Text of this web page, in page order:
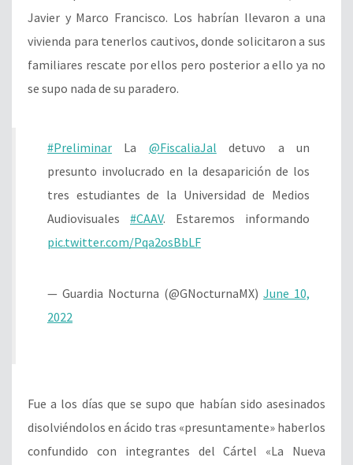
Javier y Marco Francisco. Los habrían llevaron a una
vivienda para tenerlos cautivos, donde solicitaron a sus
familiares rescate por ellos pero posterior a ello ya no
se supo nada de su paradero.
#Preliminar La @FiscaliaJal detuvo a un
presunto involucrado en la desaparición de los
tres estudiantes de la Universidad de Medios
Audiovisuales #CAAV. Estaremos informando
pic.twitter.com/Pqa2osBbLF
— Guardia Nocturna (@GNocturnaMX) June 10,
2022
Fue a los días que se supo que habían sido asesinados
disolviéndolos en ácido tras «presuntamente» haberlos
confundido con integrantes del Cártel «La Nueva